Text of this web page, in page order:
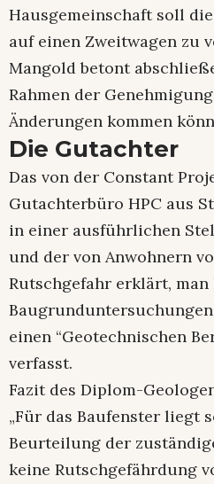
Hausgemeinschaft soll
auf einen Zweitwagen zu
Mangold betont
Rahmen der
Änderungen kommen
Die Gutachter
Das von der Constant
Gutachterbüro HPC aus
in einer ausführlichen
und der von Anwohnern
Rutschgefahr erklärt, man
einen “Geotechnischen
verfasst.
Fazit des Diplom-
„Für das Baufenster liegt
Beurteilung der
keine Rutschgefährdung